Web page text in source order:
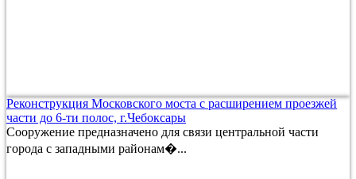
Реконструкция Московского моста с расширением проезжей
части до 6-ти полос, г.Чебоксары
Сооружение предназначено для связи центральной части
города с западными районам�...